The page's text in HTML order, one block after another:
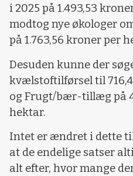
i 2025 på 1.493,53
modtog nye økologer
på 1.763,56 kroner per
Desuden kunne der
kvælstoftilførsel til
og Frugt/bær-tillæg på
hektar.
Intet er ændret i dette
at de endelige satser
alt efter, hvor mange